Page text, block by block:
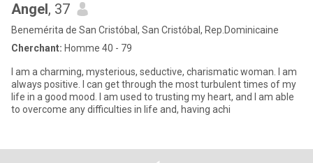
Angel, 37
Benemérita de San Cristóbal, San Cristóbal, Rep.Dominicaine
Cherchant: Homme 40 - 79
I am a charming, mysterious, seductive, charismatic woman. I am
always positive. I can get through the most turbulent times of my
life in a good mood. I am used to trusting my heart, and I am able
to overcome any difficulties in life and, having achi